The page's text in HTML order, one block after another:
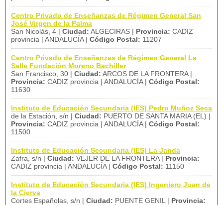
Centro Privado de Enseñanzas de Régimen General San
José Virgen de la Palma
San Nicolás, 4 | Ciudad: ALGECIRAS | Provincia: CADIZ
provincia | ANDALUCÍA | Código Postal: 11207
Centro Privado de Enseñanzas de Régimen General La
Salle Fundación Moreno Bachiller
San Francisco, 30 | Ciudad: ARCOS DE LA FRONTERA |
Provincia: CADIZ provincia | ANDALUCÍA | Código Postal:
11630
Instituto de Educación Secundaria (IES) Pedro Muñoz Seca
de la Estación, s/n | Ciudad: PUERTO DE SANTA MARIA (EL) |
Provincia: CADIZ provincia | ANDALUCÍA | Código Postal:
11500
Instituto de Educación Secundaria (IES) La Janda
Zafra, s/n | Ciudad: VEJER DE LA FRONTERA | Provincia:
CADIZ provincia | ANDALUCÍA | Código Postal: 11150
Instituto de Educación Secundaria (IES) Ingeniero Juan de
la Cierva
Cortes Españolas, s/n | Ciudad: PUENTE GENIL | Provincia: